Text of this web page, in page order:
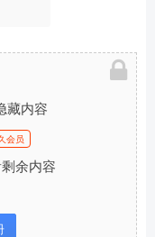
藏内容
会员
余内容